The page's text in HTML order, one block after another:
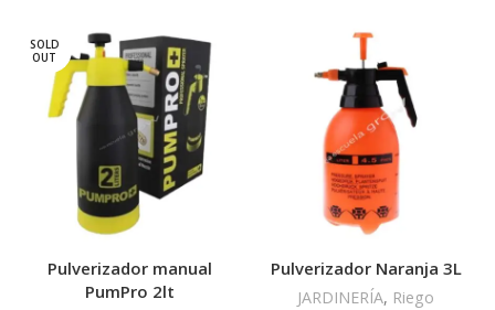
SOLD
OUT
Pulverizador manual
PumPro 2lt
Pulverizador Naranja 3L
JARDINERÍA, Riego